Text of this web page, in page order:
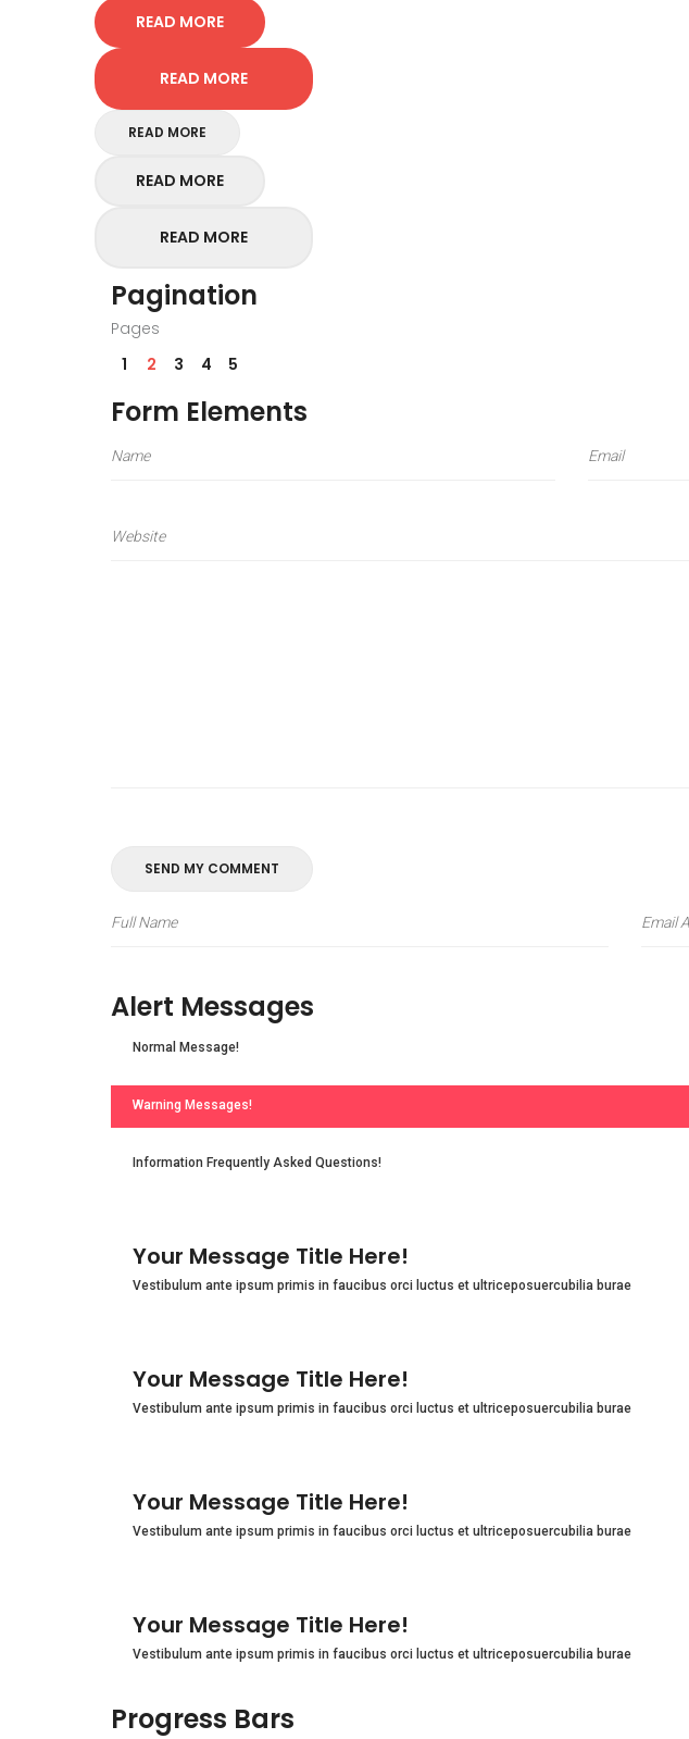
READ MORE
READ MORE
READ MORE
READ MORE
READ MORE
Pagination
Pages
1
2 3 4 5
Form Elements
SEND MY COMMENT
Alert Messages
Normal Message!
Warning Messages!
Information Frequently Asked Questions!
Your Message Title Here!
Vestibulum ante ipsum primis in faucibus orci luctus et ultriceposuercubilia burae
Your Message Title Here!
Vestibulum ante ipsum primis in faucibus orci luctus et ultriceposuercubilia burae
Your Message Title Here!
Vestibulum ante ipsum primis in faucibus orci luctus et ultriceposuercubilia burae
Your Message Title Here!
Vestibulum ante ipsum primis in faucibus orci luctus et ultriceposuercubilia burae
Progress Bars